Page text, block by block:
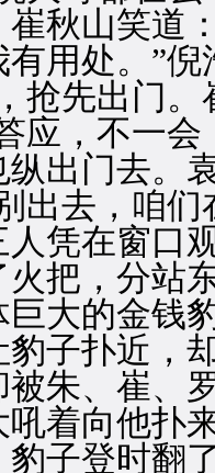
秋山笑道
用处。”
抢先出门
应，不一
纵出门去。
出去，咱
凭在窗口
，分站东
大的金钱
豹子扑近，
朱、崔、
着向他扑
子登时翻